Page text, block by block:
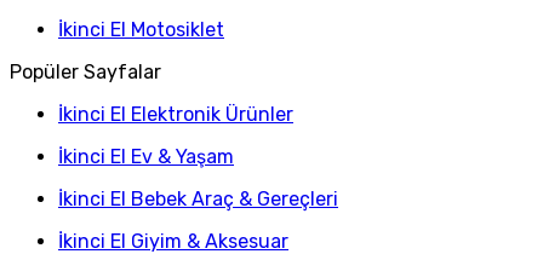
İkinci El Motosiklet
Popüler Sayfalar
İkinci El Elektronik Ürünler
İkinci El Ev & Yaşam
İkinci El Bebek Araç & Gereçleri
İkinci El Giyim & Aksesuar